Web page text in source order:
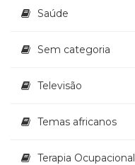
Saúde
Sem categoria
Televisão
Temas africanos
Terapia Ocupacional